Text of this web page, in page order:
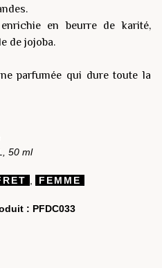
en beurre de karité,
de jojoba.
parfumée qui dure toute la
50 ml
, FEMME
: PFDC033